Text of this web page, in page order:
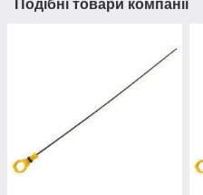
Подібні товари компанії